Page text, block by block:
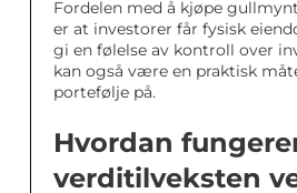
Fordelen med å kjøpe
er at investorer får fysisk
gi en følelse av kontroll over
kan også være en praktisk
portefølje på.
Hvordan
verditilveksten